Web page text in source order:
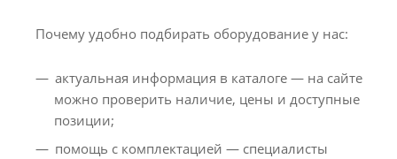
Почему удобно подбирать оборудование у нас:
актуальная информация в каталоге — на сайте
можно проверить наличие, цены и доступные
позиции;
помощь с комплектацией — специалисты